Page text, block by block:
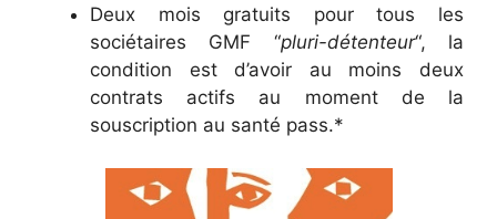
Deux mois gratuits pour tous les
sociétaires GMF “pluri-détenteur“, la
condition est d’avoir au moins deux
contrats actifs au moment de la
souscription au santé pass.*